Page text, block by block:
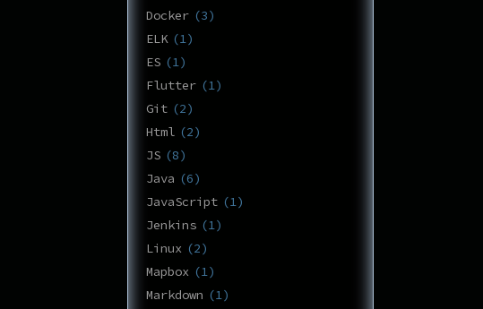
Docker
3
ELK
1
ES
1
Flutter
1
Git
2
Html
2
JS
8
Java
6
JavaScript
1
Jenkins
1
Linux
2
Mapbox
1
Markdown
1